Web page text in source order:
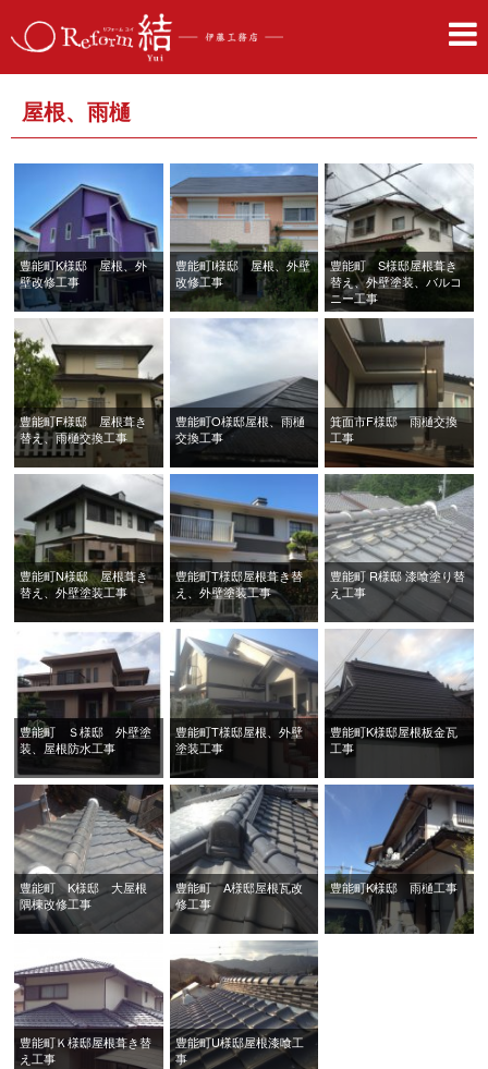
屋根、雨樋
豊能町K様邸 屋根、外
壁改修工事
豊能町I様邸 屋根、外壁
改修工事
豊能町 S様邸屋根葺き
替え、外壁塗装、バルコ
ニー工事
豊能町F様邸 屋根葺き
替え、雨樋交換工事
豊能町O様邸屋根、雨樋
交換工事
箕面市F様邸 雨樋交換
工事
豊能町N様邸 屋根葺き
替え、外壁塗装工事
豊能町T様邸屋根葺き替
え、外壁塗装工事
豊能町 R様邸 漆喰塗り替
え工事
豊能町 Ｓ様邸 外壁塗
装、屋根防水工事
豊能町T様邸屋根、外壁
塗装工事
豊能町K様邸屋根板金瓦
工事
豊能町 K様邸 大屋根
隅棟改修工事
豊能町 A様邸屋根瓦改
修工事
豊能町K様邸 雨樋工事
豊能町Ｋ様邸屋根葺き替
え工事
豊能町U様邸屋根漆喰工
事